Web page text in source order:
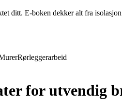
ditt. E-boken dekker alt fra
Rørleggerarbeid
for utvendig